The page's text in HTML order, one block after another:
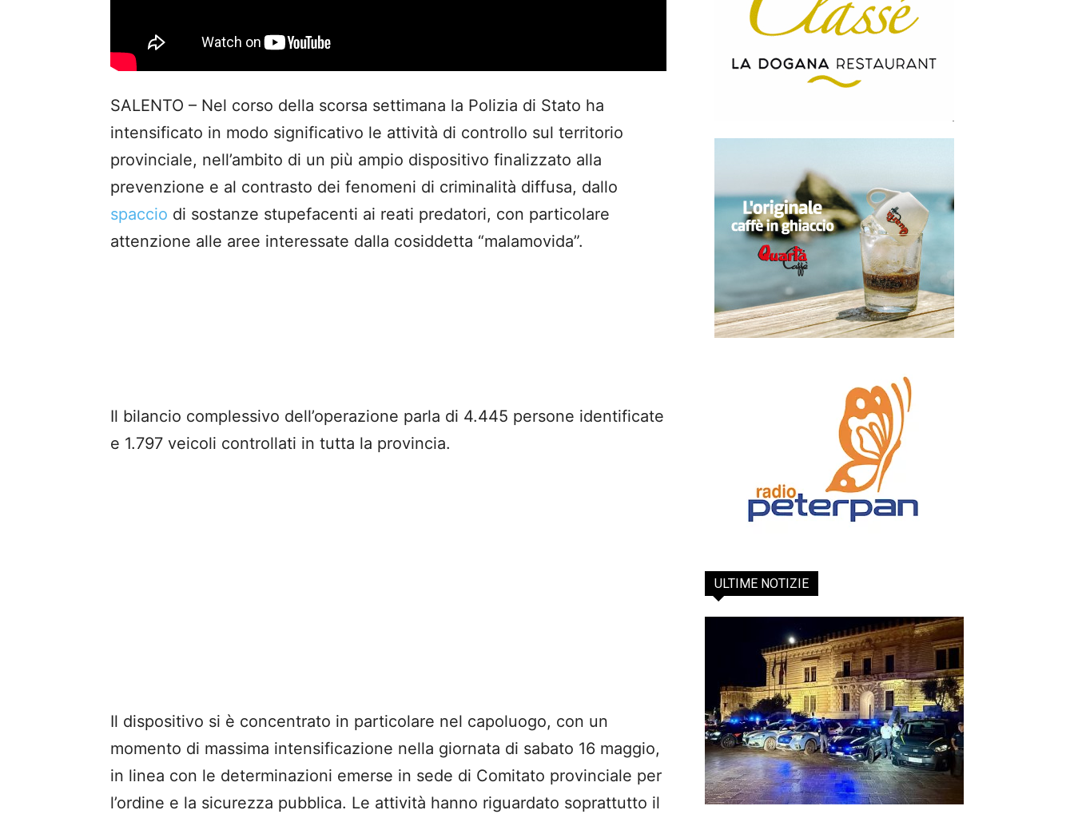
SALENTO – Nel corso della scorsa settimana la Polizia di Stato ha
intensificato in modo significativo le attività di controllo sul territorio
provinciale, nell’ambito di un più ampio dispositivo finalizzato alla
prevenzione e al contrasto dei fenomeni di criminalità diffusa, dallo
spaccio di sostanze stupefacenti ai reati predatori, con particolare
attenzione alle aree interessate dalla cosiddetta “malamovida”.
Il bilancio complessivo dell’operazione parla di 4.445 persone identificate
e 1.797 veicoli controllati in tutta la provincia.
Il dispositivo si è concentrato in particolare nel capoluogo, con un
momento di massima intensificazione nella giornata di sabato 16 maggio,
in linea con le determinazioni emerse in sede di Comitato provinciale per
l’ordine e la sicurezza pubblica. Le attività hanno riguardato soprattutto il
ULTIME NOTIZIE